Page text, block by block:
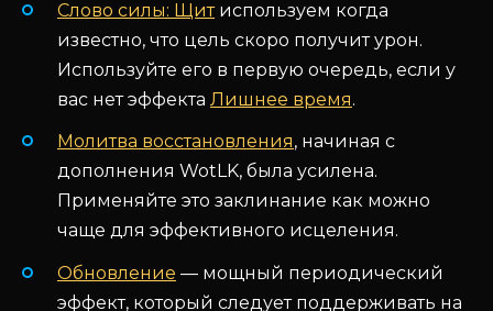
Слово силы: Щитиспользуем когда
известно, что цель скоро получит урон.
Используйте его в первую очередь, если у
вас нет эффекта Лишнее время.
Молитва восстановления, начиная с
дополнения WotLK, была усилена.
Применяйте это заклинание как можно
чаще для эффективного исцеления.
Обновление — мощный периодический
эффект, который следует поддерживать на